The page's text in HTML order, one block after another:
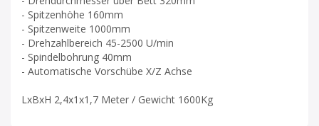
- Spitzenhöhe 160mm
- Spitzenweite 1000mm
- Drehzahlbereich 45-2500 U/min
- Spindelbohrung 40mm
- Automatische Vorschübe X/Z Achse
LxBxH 2,4x1x1,7 Meter / Gewicht 1600Kg